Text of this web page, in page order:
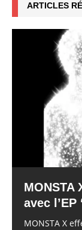
ARTICLES
MONSTA
avec l’EP
MONSTA X